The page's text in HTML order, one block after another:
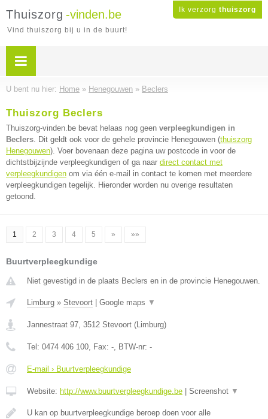
Ik verzorg thuiszorg
Thuiszorg -vinden.be
Vind thuiszorg bij u in de buurt!
U bent nu hier: Home » Henegouwen » Beclers
Thuiszorg Beclers
Thuiszorg-vinden.be bevat helaas nog geen verpleegkundigen in
Beclers. Dit geldt ook voor de gehele provincie Henegouwen (thuiszorg
Henegouwen). Voer bovenaan deze pagina uw postcode in voor de
dichtstbijzijnde verpleegkundigen of ga naar direct contact met
verpleegkundigen om via één e-mail in contact te komen met meerdere
verpleegkundigen tegelijk. Hieronder worden nu overige resultaten
getoond.
1 2 3 4 5 » »»
Buurtverpleegkundige
Niet gevestigd in de plaats Beclers en in de provincie Henegouwen.
Limburg » Stevoort Google maps ▼
Jannestraat 97, 3512 Stevoort (Limburg)
Tel: 0474 406 100, Fax: -, BTW-nr: -
E-mail › Buurtverpleegkundige
Website: http://www.buurtverpleegkundige.be Screenshot ▼
U kan op buurtverpleegkundige beroep doen voor alle